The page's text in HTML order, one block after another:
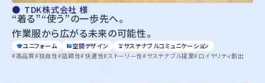
Copyright(C)2025 Onward Corporate Design CO., Ltd.
電子公告（2024年3月28日以前）
TDK株式会社 様
“着る”“使う”の一歩先へ。
作業服から広がる未来の可能性。
ユニフォーム 空間デザイン
サステナブルコミュニケーション
高品質 独自性 話題性 快適性 ストーリー性 サステナブル提案 ロイヤリティ創出